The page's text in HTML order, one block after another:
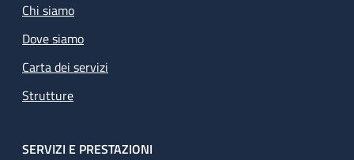
Chi siamo
Dove siamo
Carta dei servizi
Strutture
SERVIZI E PRESTAZIONI